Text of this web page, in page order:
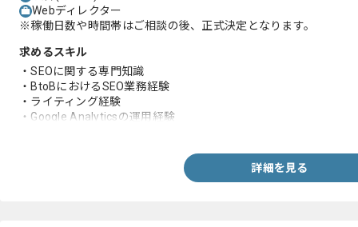
Webディレクター
※稼働日数や時間帯はご相談の後、正式決定となります。
求めるスキル
・SEOに関する専門知識
・BtoBにおけるSEO業務経験
・ライティング経験
・Google Analyticsの運用経験
詳細を見る